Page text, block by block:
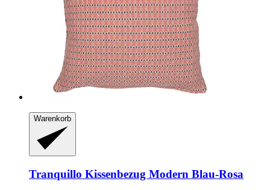
Warenkorb
Tranquillo Kissenbezug Modern Blau-​Rosa